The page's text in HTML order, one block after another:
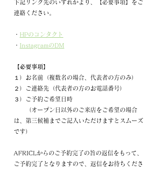
下記リンク先のいずれかより、【必要事項】をご
連絡ください。
・ HPのコンタクト
・ InstagramのDM
【必要事項】
１）お名前（複数名の場合、代表者の方のみ）
２）ご連絡先（代表者の方のお電話番号）
３）ご予約ご希望日時
（オープン日以外のご来店をご希望の場合
は、第三候補までご記入いただけますとスムーズ
です）
AFRICLからのご予約完了の旨の返信をもって、
ご予約完了となりますので、返信をお待ちくださ